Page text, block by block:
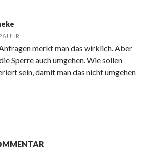
UHR
merkt man das wirklich. Aber
Sperre auch umgehen. Wie sollen
sein, damit man das nicht umgehen